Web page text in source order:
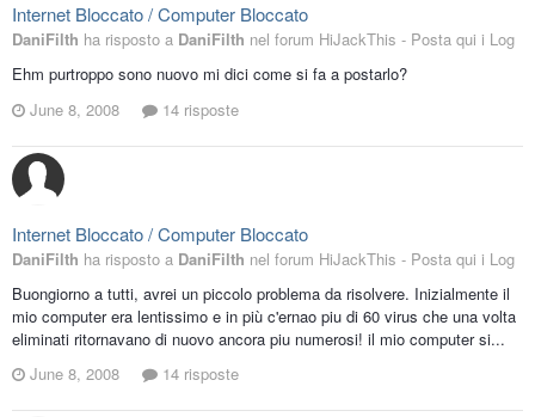
Internet Bloccato / Computer Bloccato
DaniFilth ha risposto a DaniFilth nel forum HiJackThis - Posta qui i Log
Ehm purtroppo sono nuovo mi dici come si fa a postarlo?
June 8, 2008
14 risposte
Internet Bloccato / Computer Bloccato
DaniFilth ha risposto a DaniFilth nel forum HiJackThis - Posta qui i Log
Buongiorno a tutti, avrei un piccolo problema da risolvere. Inizialmente il
mio computer era lentissimo e in più c'ernao piu di 60 virus che una volta
eliminati ritornavano di nuovo ancora piu numerosi! il mio computer si...
June 8, 2008
14 risposte